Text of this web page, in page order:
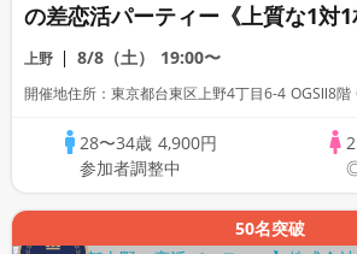
の差恋活パーティー《上質な1対1
会場》《全席半個室》《飲み放題
《machicon JAPAN主催》
上野 8/8（土） 19:00〜
28〜34歳 4,900円
参加者調整中
50名突破